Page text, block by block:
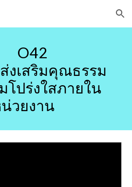
Skip to navigation
O42
งเสริมคุณธรรม
โปร่งใสภายใน
วยงาน